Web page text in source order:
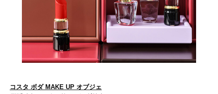
コスタ ボダ MAKE UP オブジェ